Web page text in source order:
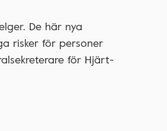
De här nya
risker för personer
för Hjärt-